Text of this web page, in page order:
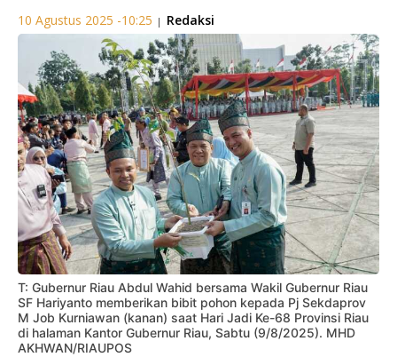
10 Agustus 2025 -10:25 | Redaksi
T: Gubernur Riau Abdul Wahid bersama Wakil Gubernur Riau
SF Hariyanto memberikan bibit pohon kepada Pj Sekdaprov
M Job Kurniawan (kanan) saat Hari Jadi Ke-68 Provinsi Riau
di halaman Kantor Gubernur Riau, Sabtu (9/8/2025). MHD
AKHWAN/RIAUPOS